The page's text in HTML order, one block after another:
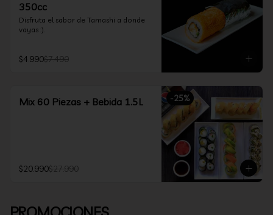
350cc
Disfruta el sabor de Tamashi a donde
vayas :).
$4.990$7.490
-25%
Mix 60 Piezas + Bebida 1.5L
$20.990$27.990